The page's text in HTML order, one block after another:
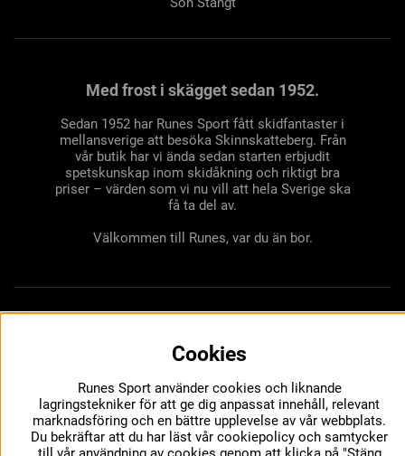
Med frost i skägget sedan 1952.
Sedan 1952 har Runes Sport fått skidfantaster i
mellansverige att besöka Skinnskatteberg. Från
vår butik har vi ända sedan starten erbjudit
spetskunskap inom skidåkning och riktigt bra
priser – värden som vi nu vill att hela Sverige ska
få ta del av.
Välkommen till Runes, var du än bor.
Cookies
Runes Sport använder cookies och liknande
lagringstekniker för att ge dig anpassat innehåll, relevant
marknadsföring och en bättre upplevelse av vår webbplats.
Du bekräftar att du har läst vår cookiepolicy och samtycker